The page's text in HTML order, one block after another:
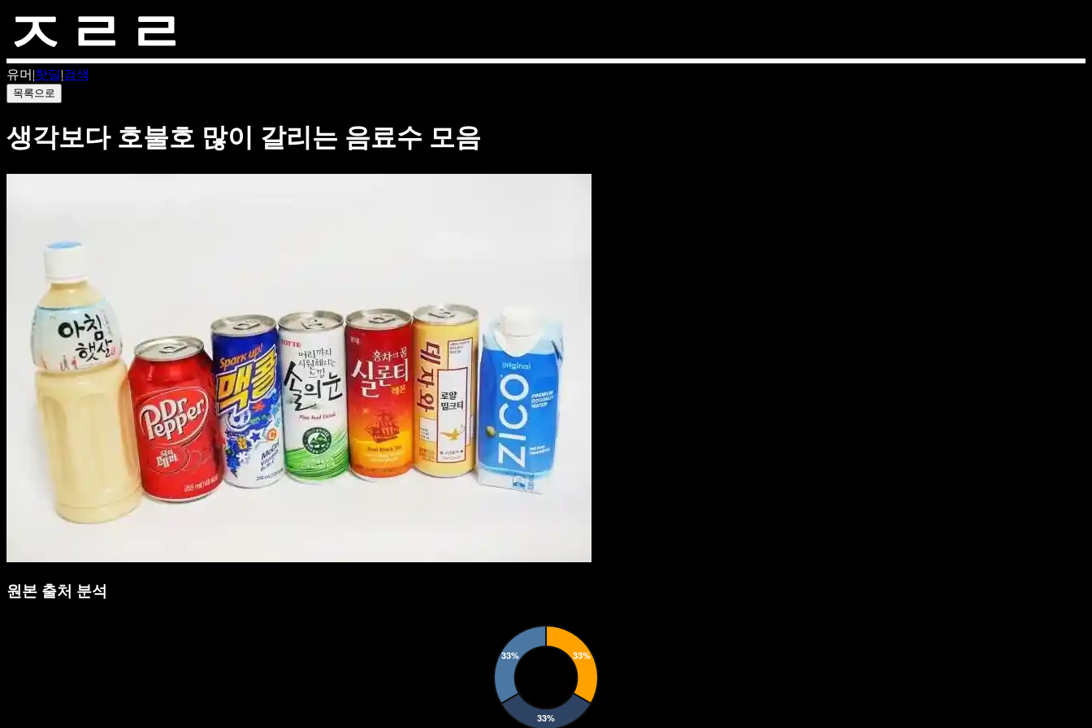
유머 |핫딜|검색
목록으로
생각보다 호불호 많이 갈리는 음료수 모음
원본 출처 분석